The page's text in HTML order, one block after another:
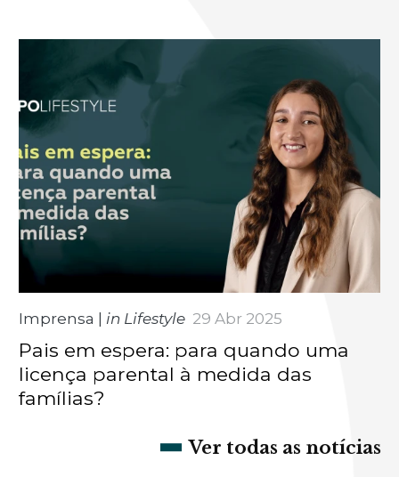
Imprensa | in Lifestyle 29 Abr 2025
Pais em espera: para quando uma
licença parental à medida das
famílias?
Ver todas as notícias